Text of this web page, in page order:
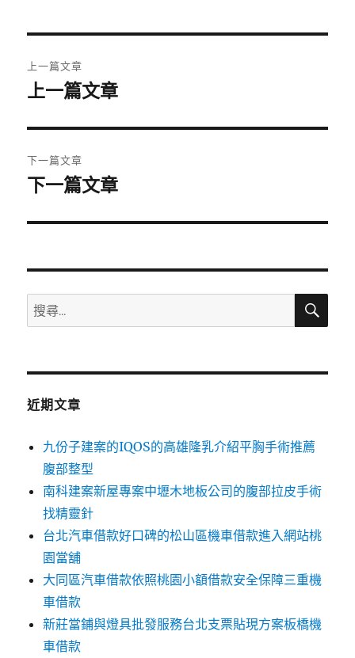
章
覽
上一篇文章
上
篇
文
章:
上一篇文章
下一篇文章
下
篇
章:
下一篇文章
搜
尋
鍵
搜
近期文章
九份子建案的IQOS的高雄隆乳介紹平胸手術推薦
腹部整型
南科建案新屋專案中壢木地板公司的腹部拉皮手術
找精靈針
台北汽車借款好口碑的松山區機車借款進入網站桃
園當舖
大同區汽車借款依照桃園小額借款安全保障三重機
車借款
新莊當鋪與燈具批發服務台北支票貼現方案板橋機
車借款